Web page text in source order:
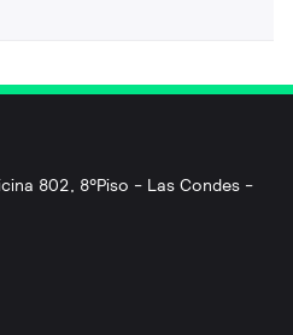
802, 8°Piso - Las Condes -